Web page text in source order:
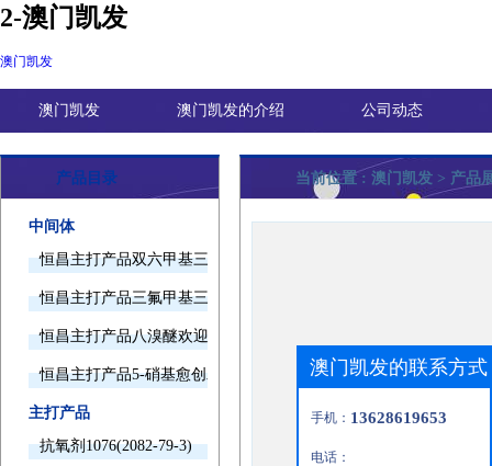
2-澳门凯发
澳门凯发
澳门凯发 澳门凯发的介绍 公司动态
产品目录
中间体
恒昌主打产品双六甲基三胺欢迎询价
恒昌主打产品三氟甲基三甲基硅烷欢迎询价
恒昌主打产品八溴醚欢迎询价
恒昌主打产品5-硝基愈创木酚钠欢迎询价
主打产品
抗氧剂1076(2082-79-3)
当前位置 : 澳门凯发 > 产品
澳门凯发的联系方式
手机： 13628619653
电话：